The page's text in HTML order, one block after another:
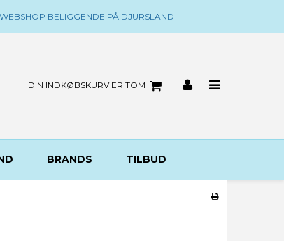
BELIGGENDE PÅ DJURSLAND
DIN INDKØBSKURV ER TOM
BRANDS TILBUD